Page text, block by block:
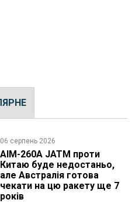
06 серпень 2026
AIM-260A JATM проти
Китаю буде недостаньо,
але Австралія готова
чекати на цю ракету ще 7
років